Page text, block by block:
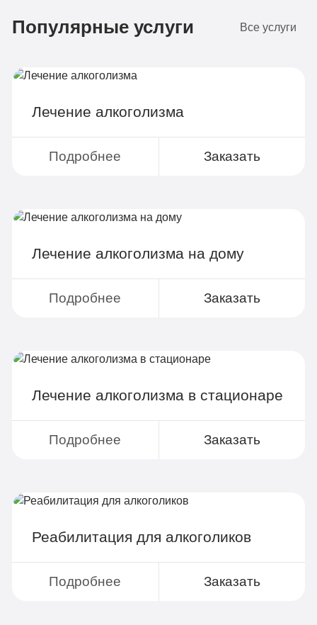
4-х местная комната
Групповая терапия
Поддержка родственников
Популярные услуги Все услуги
Лечение алкоголизма
Подробнее Заказать
Лечение алкоголизма на дому
Подробнее Заказать
Лечение алкоголизма в стационаре
Подробнее Заказать
Реабилитация для алкоголиков
Подробнее Заказать